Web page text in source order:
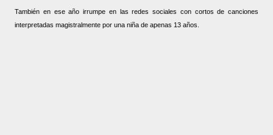
También en ese año irrumpe en las redes sociales con cortos de canciones
interpretadas magistralmente por una niña de apenas 13 años.